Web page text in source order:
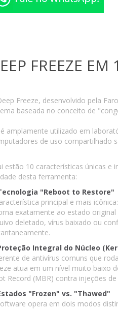
FREEZE EM
Freeze, desenvolvido pela
baseada no conceito de
é amplamente utilizado em
de uso compartilhado
estão 10 características únicas
desta ferramenta:
"Reboot to Restore"
principal e mais
exatamente ao estado
deletado, vírus baixado ou
Integral do Núcleo
de antivírus comuns que
atua em um nível muito baixo
Record (MBR) contra injeções
"Frozen" vs. "Thawed"
opera em dois modos